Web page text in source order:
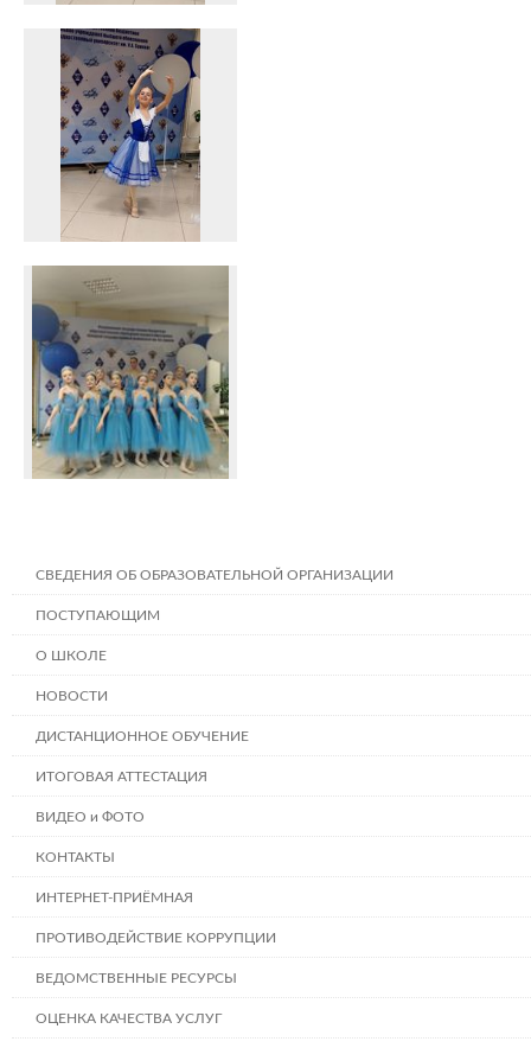
СВЕДЕНИЯ ОБ ОБРАЗОВАТЕЛЬНОЙ ОРГАНИЗАЦИИ
ПОСТУПАЮЩИМ
О ШКОЛЕ
НОВОСТИ
ДИСТАНЦИОННОЕ ОБУЧЕНИЕ
ИТОГОВАЯ АТТЕСТАЦИЯ
ВИДЕО и ФОТО
КОНТАКТЫ
ИНТЕРНЕТ-ПРИЁМНАЯ
ПРОТИВОДЕЙСТВИЕ КОРРУПЦИИ
ВЕДОМСТВЕННЫЕ РЕСУРСЫ
ОЦЕНКА КАЧЕСТВА УСЛУГ